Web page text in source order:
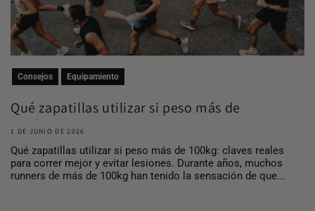
Consejos Equipamiento
Qué zapatillas utilizar si peso más de
100 kg
1 DE JUNIO DE 2026
Qué zapatillas utilizar si peso más de 100kg: claves reales
para correr mejor y evitar lesiones. Durante años, muchos
runners de más de 100kg han tenido la sensación de que...